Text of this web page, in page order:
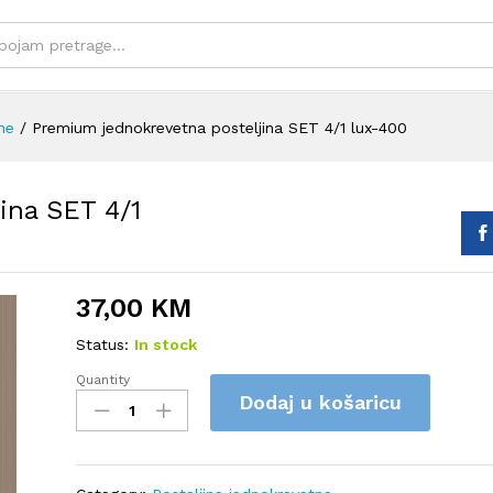
/ Premium jednokrevetna posteljina SET 4/1 lux-400
SET 4/1
37,00 KM
Status: In stock
Premium
jednokrevetna
posteljina
Quantity
Dodaj u košaricu